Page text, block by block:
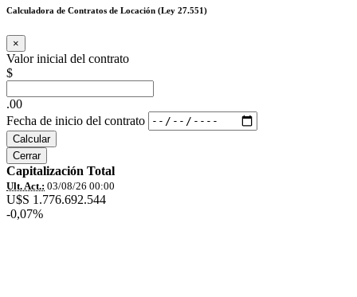
Calculadora de Contratos de Locación (Ley 27.551)
×
Valor inicial del contrato
$
.00
Fecha de inicio del contrato
Calcular
Cerrar
Capitalización Total
Ult. Act.: 03/08/26 00:00
U$S 1.776.692.544
-0,07%